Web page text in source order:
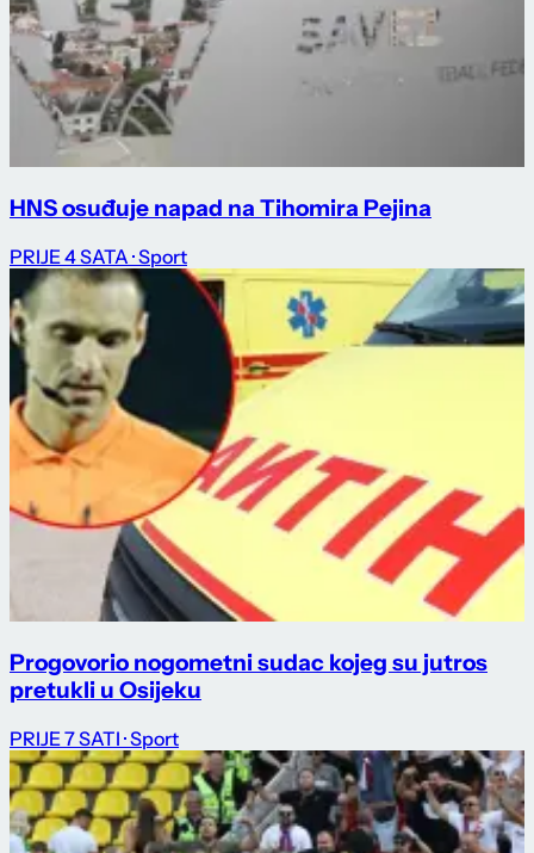
HNS osuđuje napad na Tihomira Pejina
PRIJE 4 SATA · Sport
Progovorio nogometni sudac kojeg su jutros
pretukli u Osijeku
PRIJE 7 SATI · Sport